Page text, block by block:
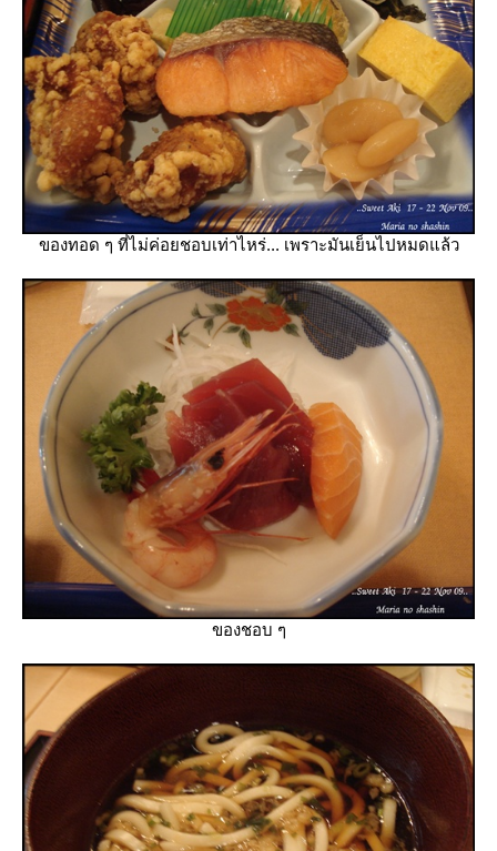
ของทอด ๆ ที่ไม่ค่อยชอบเท่าไหร่... เพราะมันเย็นไปหมดแล้ว
ของชอบ ๆ